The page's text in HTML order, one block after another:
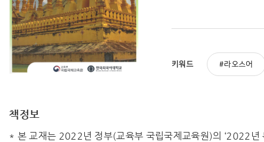
키워드 라오스어
책정보
* 본 교재는 2022년 정부(교육부 국립국제교육원)의 ‘2022년